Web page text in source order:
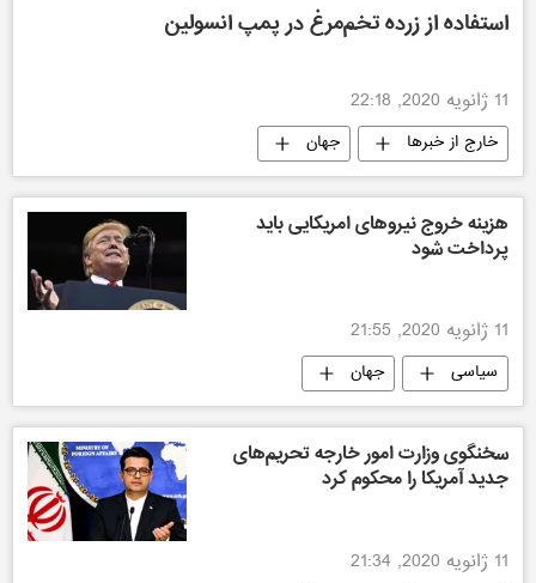
استفاده از زرده تخم‌مرغ در پمپ انسولین
11 ژانویه 2020, 22:18
خارج از خبرها جهان
هزینه خروج نیروهای امریکایی باید
پرداخت شود
11 ژانویه 2020, 21:55
سیاسی جهان
سخنگوی وزارت امور خارجه تحریم‌های
جدید آمریکا را محکوم کرد
11 ژانویه 2020, 21:34